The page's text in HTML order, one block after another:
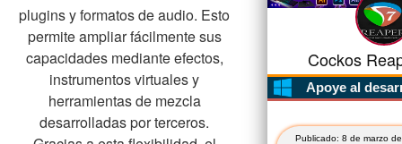
plugins y formatos de audio. Esto
permite ampliar fácilmente sus
capacidades mediante efectos,
instrumentos virtuales y
herramientas de mezcla
desarrolladas por terceros.
Cockos
Apoye al
Publicado: 8 de marzo